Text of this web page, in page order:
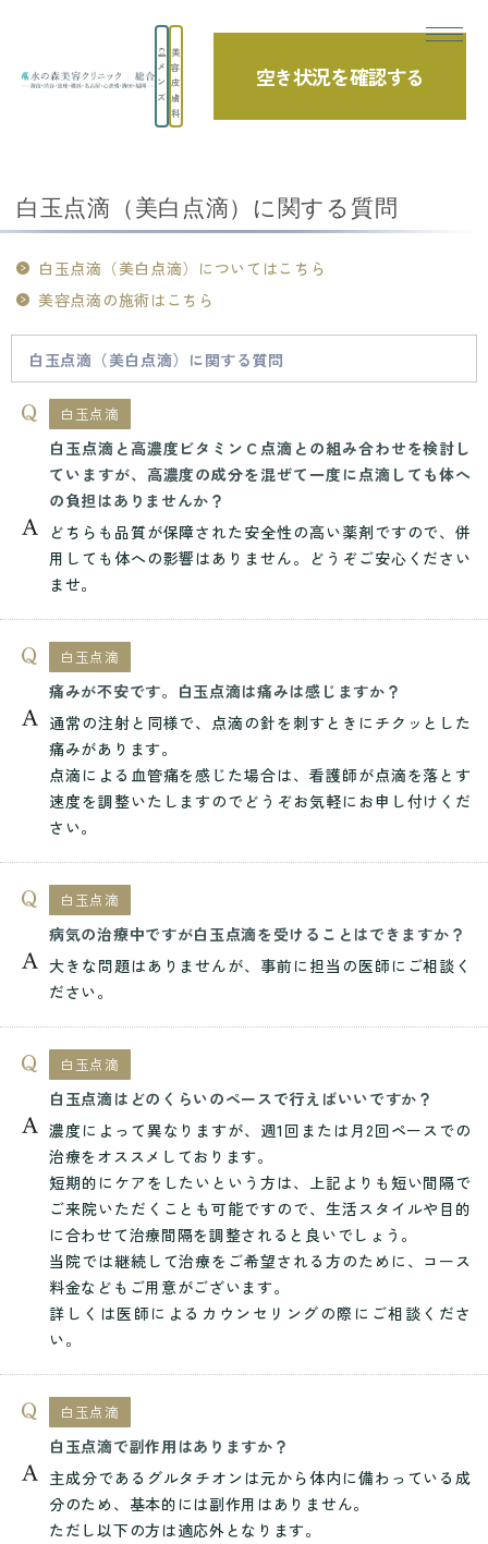
メ
ン
ズ
美
容
皮
膚
科
空き状況を確認する
よくあるご質問
よくあるご質問
白玉点滴（美白点滴）に関する質問
白玉点滴（美白点滴）についてはこちら
美容点滴の施術はこちら
白玉点滴（美白点滴）に関する質問
白玉点滴
白玉点滴と高濃度ビタミンＣ点滴との組み合わせを検討し
ていますが、高濃度の成分を混ぜて一度に点滴しても体へ
の負担はありませんか？
どちらも品質が保障された安全性の高い薬剤ですので、併
用しても体への影響はありません。どうぞご安心ください
ませ。
白玉点滴
痛みが不安です。白玉点滴は痛みは感じますか？
通常の注射と同様で、点滴の針を刺すときにチクッとした
痛みがあります。
点滴による血管痛を感じた場合は、看護師が点滴を落とす
速度を調整いたしますのでどうぞお気軽にお申し付けくだ
さい。
白玉点滴
病気の治療中ですが白玉点滴を受けることはできますか？
大きな問題はありませんが、事前に担当の医師にご相談く
ださい。
白玉点滴
白玉点滴はどのくらいのペースで行えばいいですか？
濃度によって異なりますが、週1回または月2回ペースでの
治療をオススメしております。
短期的にケアをしたいという方は、上記よりも短い間隔で
ご来院いただくことも可能ですので、生活スタイルや目的
に合わせて治療間隔を調整されると良いでしょう。
当院では継続して治療をご希望される方のために、コース
料金などもご用意がございます。
詳しくは医師によるカウンセリングの際にご相談くださ
い。
白玉点滴
白玉点滴で副作用はありますか？
主成分であるグルタチオンは元から体内に備わっている成
分のため、基本的には副作用はありません。
ただし以下の方は適応外となります。